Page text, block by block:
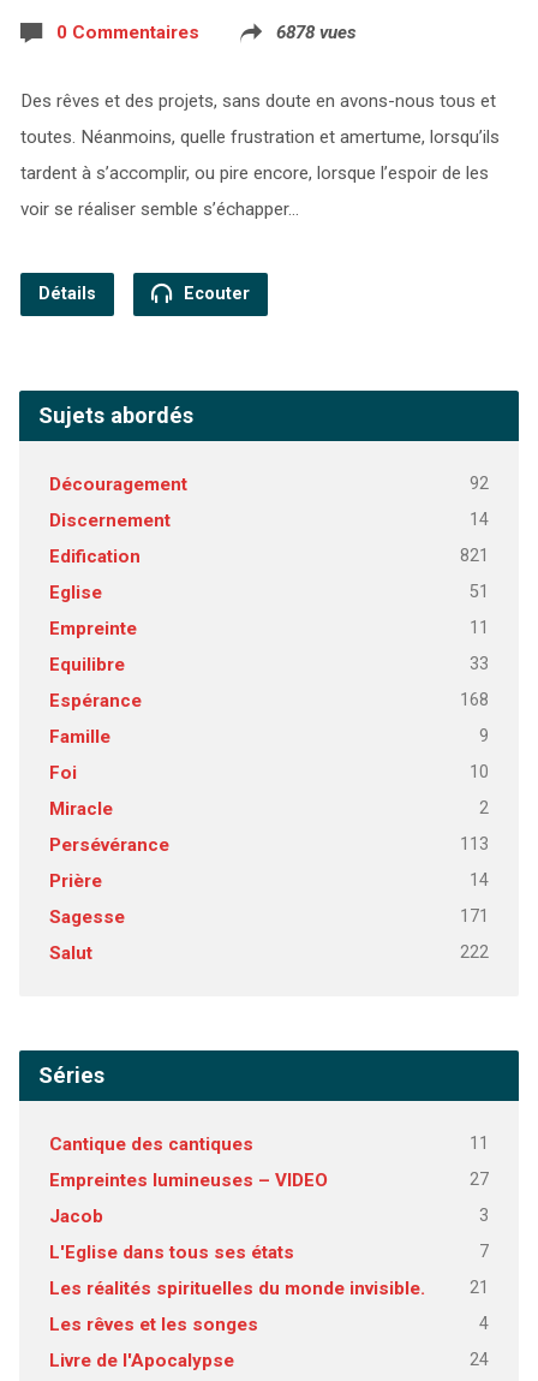
0 Commentaires 6878 vues
Des rêves et des projets, sans doute en avons-nous tous et
toutes. Néanmoins, quelle frustration et amertume, lorsqu’ils
tardent à s’accomplir, ou pire encore, lorsque l’espoir de les
voir se réaliser semble s’échapper…
Détails Ecouter
Sujets abordés
Découragement 92
Discernement 14
Edification 821
Eglise 51
Empreinte 11
Equilibre 33
Espérance 168
Famille 9
Foi 10
Miracle 2
Persévérance 113
Prière 14
Sagesse 171
Salut 222
Séries
Cantique des cantiques 11
Empreintes lumineuses – VIDEO 27
Jacob 3
L'Eglise dans tous ses états 7
Les réalités spirituelles du monde invisible. 21
Les rêves et les songes 4
Livre de l'Apocalypse 24